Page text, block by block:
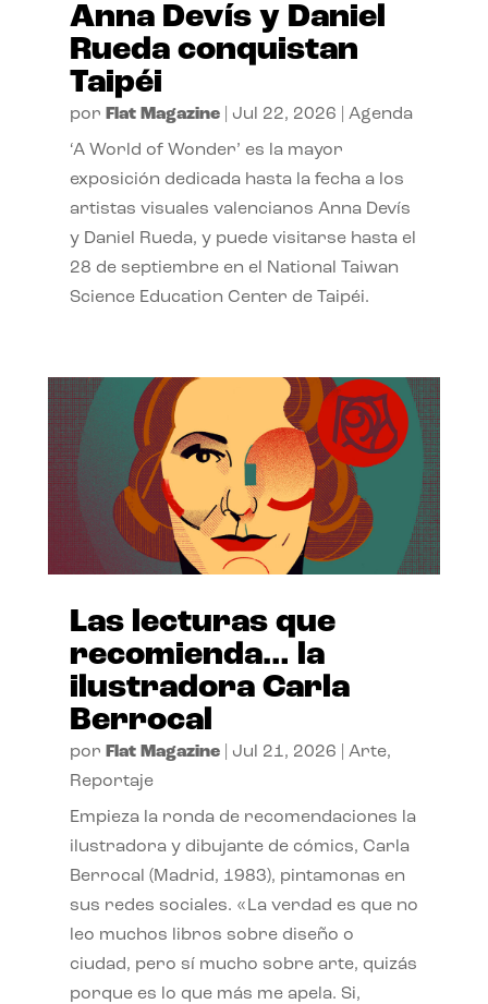
Anna Devís y Daniel
Rueda conquistan
Taipéi
por Flat Magazine| Jul 22, 2026 Agenda
‘A World of Wonder’ es la mayor
exposición dedicada hasta la fecha a los
artistas visuales valencianos Anna Devís
y Daniel Rueda, y puede visitarse hasta el
28 de septiembre en el National Taiwan
Science Education Center de Taipéi.
Las lecturas que
recomienda… la
ilustradora Carla
Berrocal
por Flat Magazine| Jul 21, 2026 Arte,
Reportaje
Empieza la ronda de recomendaciones la
ilustradora y dibujante de cómics, Carla
Berrocal (Madrid, 1983), pintamonas en
sus redes sociales. «La verdad es que no
leo muchos libros sobre diseño o
ciudad, pero sí mucho sobre arte, quizás
porque es lo que más me apela. Si,